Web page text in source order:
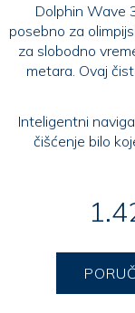
Dolphin Wave
posebno za
za slobodno
metara. Ovaj
Inteligentni
čišćenje bilo